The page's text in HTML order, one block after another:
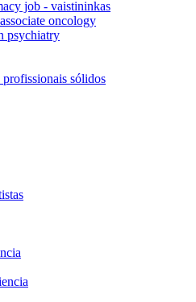
job - vaistininkas
oncology
psychiatry
sólidos